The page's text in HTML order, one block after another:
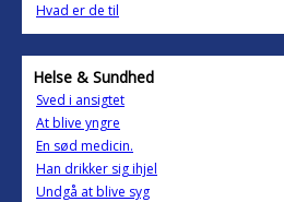
Hvad er de til
Helse & Sundhed
Sved i ansigtet
At blive yngre
En sød medicin.
Han drikker sig ihjel
Undgå at blive syg